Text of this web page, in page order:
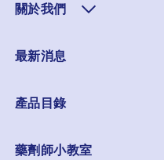
關於我們
最新消息
產品目錄
藥劑師小教室